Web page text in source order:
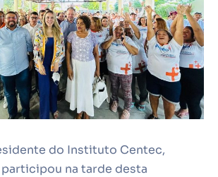
do Instituto Centec,
na tarde desta